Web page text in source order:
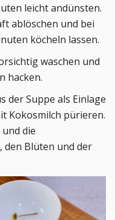
leicht andünsten.
ablöschen und bei
köcheln lassen.
waschen und
hacken.
der Suppe als Einlage
Kokosmilch pürieren.
die
den Blüten und der